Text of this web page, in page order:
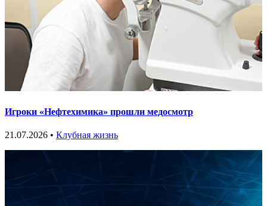
Игроки «Нефтехимика» прошли медосмотр
21.07.2026 • Клубная жизнь